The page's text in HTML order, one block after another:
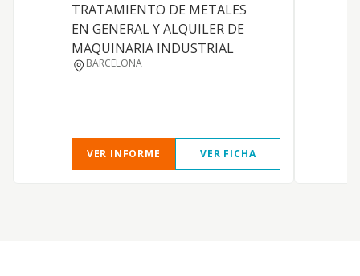
TRATAMIENTO DE METALES
EN GENERAL Y ALQUILER DE
MAQUINARIA INDUSTRIAL
BARCELONA
VER INFORME VER FICHA